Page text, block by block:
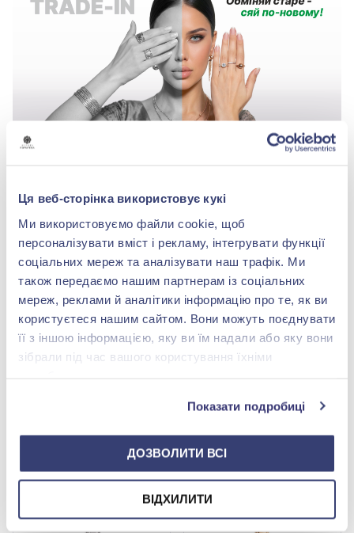
Ця веб-сторінка використовує кукі
Ми використовуємо файли cookie, щоб
персоналізувати вміст і рекламу, інтегрувати функції
соціальних мереж та аналізувати наш трафік. Ми
також передаємо нашим партнерам із соціальних
мереж, реклами й аналітики інформацію про те, як ви
користуєтеся нашим сайтом. Вони можуть поєднувати
її з іншою інформацією, яку ви їм надали або яку вони
зібрали під час вашого користування їхніми
Показати подробиці
ДОЗВОЛИТИ ВСІ
ВІДХИЛИТИ
-50%
Підвіска з білого золота
-50%
Підвіска з білого золота
7 087,00 грн
Купити
-50%